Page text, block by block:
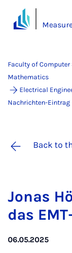
Faculty of Computer
Mathematics
Electrical
Nachrichten-Eintrag
Back to
Jo­nas
das
06.05.2025